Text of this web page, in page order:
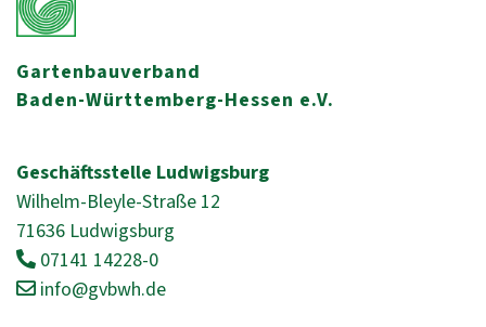
Gartenbauverband
Baden-Württemberg-Hessen e.V.
Geschäftsstelle Ludwigsburg
Wilhelm-Bleyle-Straße 12
71636 Ludwigsburg
07141 14228-0
info@gvbwh.de